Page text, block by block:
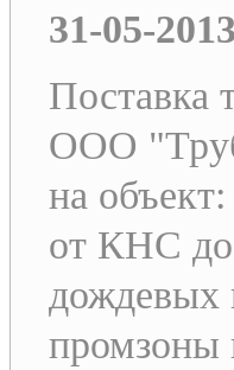
31-05-2013
Поставка
ООО
на
от КНС до
дождевых
промзоны